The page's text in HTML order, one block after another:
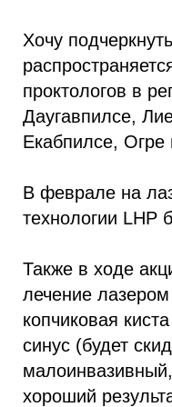
Хочу
проктологов в
Даугавпилсе,
Екабпилсе, Огре
В феврале на
технологии LHP
Также в ходе
лечение лазером
копчиковая
синус (будет
хороший